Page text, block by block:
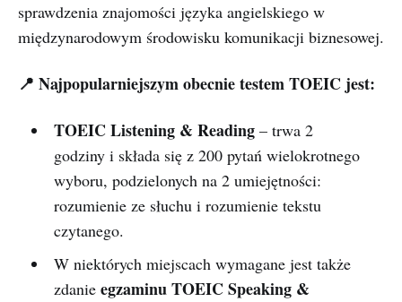
sprawdzenia znajomości języka angielskiego w
międzynarodowym środowisku komunikacji biznesowej.
📍 Najpopularniejszym obecnie testem TOEIC jest:
TOEIC Listening & Reading– trwa 2
godziny i składa się z 200 pytań wielokrotnego
wyboru, podzielonych na 2 umiejętności:
rozumienie ze słuchu i rozumienie tekstu
czytanego.
W niektórych miejscach wymagane jest także
zdanie egzaminu TOEIC Speaking &